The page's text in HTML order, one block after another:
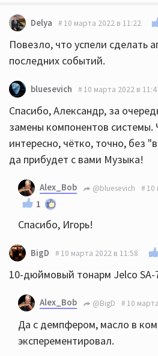
Delya 10 марта 2022 в 11:22
Повезло, что успели сделать
последних событий.
bluesevich 10 марта 2022 в
Спасибо, Александр, за
замены компонентов
интересно, чётко, точно, без
да прибудет с вами Музыка!
Alex_Bob @bluesevich 10
1
Спасибо, Игорь!
BigD 10 марта 2022 в 11:58
10-дюймовый тонарм Jelco
Alex_Bob @BigD 10
Да с демпфером, масло в
эксперементировал.